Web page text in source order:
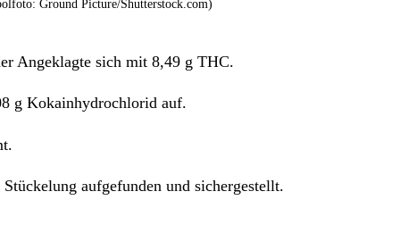
Ground Picture/Shutterstock.com)
Angeklagte sich mit 8,49 g THC.
g Kokainhydrochlorid auf.
aufgefunden und sichergestellt.